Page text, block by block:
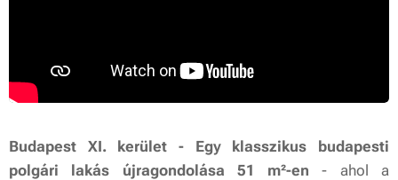
Budapest XI. kerület - Egy klasszikus budapesti
polgári lakás újragondolása 51 m²-en- ahol a